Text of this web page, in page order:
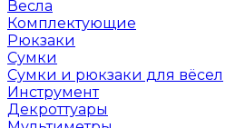
Весла
Комплектующие
Рюкзаки
Сумки
Сумки и рюкзаки для вёсел
Инструмент
Декроттуары